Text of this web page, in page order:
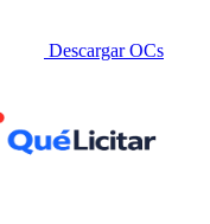
Descargar OCs